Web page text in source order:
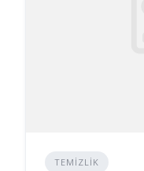
TEMIZLIK